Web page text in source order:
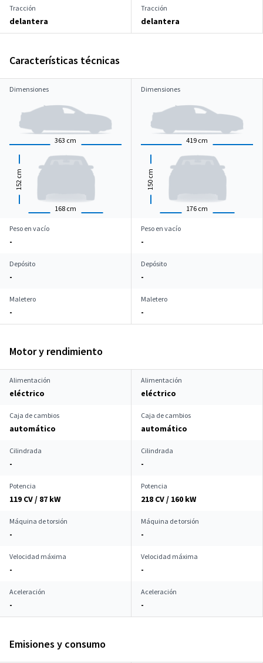
Tracción
delantera
Tracción
delantera
Características técnicas
Dimensiones
363 cm
168 cm
152
cm
Dimensiones
419 cm
176 cm
150
cm
Peso en vacío
-
Peso en vacío
-
Depósito
-
Depósito
-
Maletero
-
Maletero
-
Motor y rendimiento
Alimentación
eléctrico
Alimentación
eléctrico
Caja de cambios
automático
Caja de cambios
automático
Cilindrada
-
Cilindrada
-
Potencia
119 CV / 87 kW
Potencia
218 CV / 160 kW
Máquina de torsión
-
Máquina de torsión
-
Velocidad máxima
-
Velocidad máxima
-
Aceleración
-
Aceleración
-
Emisiones y consumo